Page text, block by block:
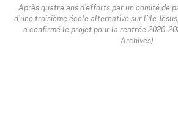
Après quatre ans d’efforts par un comité de
d’une troisième école alternative sur l’île
a confirmé le projet pour la rentrée 2020-
Archives)